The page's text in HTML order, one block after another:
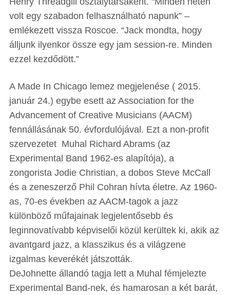
volt egy szabadon felhasználható napunk” –
emlékezett vissza Roscoe. “Jack mondta, hogy
álljunk ilyenkor össze egy jam session-re. Minden
ezzel kezdődött.”
A Made In Chicago lemez megjelenése ( 2015.
január 24.) egybe esett az Association for the
Advancement of Creative Musicians (AACM)
fennállásának 50. évfordulójával. Ezt a non-profit
szervezetet Muhal Richard Abrams (az
Experimental Band 1962-es alapítója), a
zongorista Jodie Christian, a dobos Steve McCall
és a zeneszerző Phil Cohran hívta életre. Az 1960-
as, 70-es években az AACM-tagok a jazz
különböző műfajainak legjelentősebb és
leginnovatívabb képviselői közül kerültek ki, akik az
avantgard jazz, a klasszikus és a világzene
izgalmas keverékét játszották.
DeJohnette állandó tagja lett a Muhal fémjelezte
Experimental Band-nek, és hamarosan a két barát,